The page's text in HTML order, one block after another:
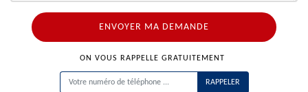
ON VOUS RAPPELLE GRATUITEMENT